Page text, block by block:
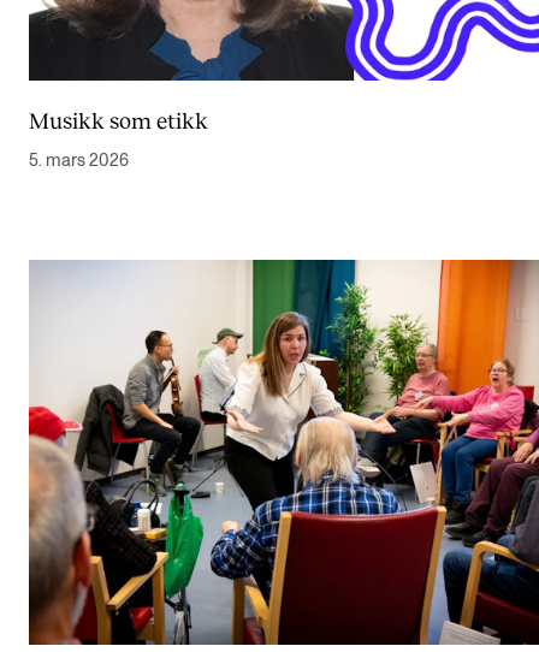
Musikk som etikk
5. mars 2026